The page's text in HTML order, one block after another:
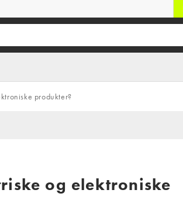
produkter?
og elektroniske